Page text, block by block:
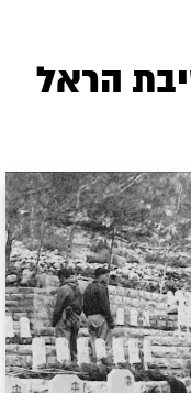
הראל